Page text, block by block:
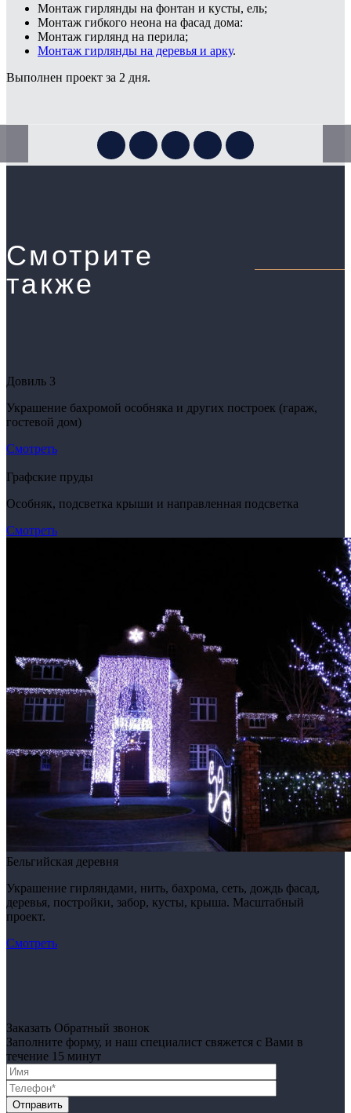
Монтаж гирлянды на фонтан и кусты, ель;
Монтаж гибкого неона на фасад дома:
Монтаж гирлянд на перила;
Монтаж гирлянды на деревья и арку.
Выполнен проект за 2 дня.
Смотрите
также
Довиль 3
Украшение бахромой особняка и других построек (гараж,
гостевой дом)
Смотреть
Графские пруды
Особняк, подсветка крыши и направленная подсветка
Смотреть
Бельгийская деревня
Украшение гирляндами, нить, бахрома, сеть, дождь фасад,
деревья, постройки, забор, кусты, крыша. Масштабный
проект.
Смотреть
Заказать Обратный звонок
Заполните форму, и наш специалист свяжется с Вами в
течение 15 минут
Отправить